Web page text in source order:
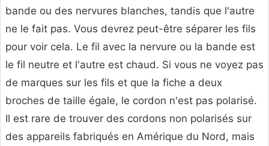
bande ou des nervures blanches, tandis que l'autre
ne le fait pas. Vous devrez peut-être séparer les fils
pour voir cela. Le fil avec la nervure ou la bande est
le fil neutre et l'autre est chaud. Si vous ne voyez pas
de marques sur les fils et que la fiche a deux
broches de taille égale, le cordon n'est pas polarisé.
Il est rare de trouver des cordons non polarisés sur
des appareils fabriqués en Amérique du Nord, mais